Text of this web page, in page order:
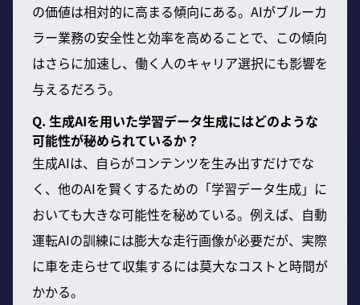
の価値は相対的に高まる傾向にある。AIがブルーカ
ラー業務の安全性と効率を高めることで、この傾向
はさらに加速し、働く人のキャリア選択にも影響を
与えるだろう。
Q. 生成AIを用いた学習データ生成にはどのような
可能性が秘められているか？
生成AIは、自らがコンテンツを生み出すだけでな
く、他のAIを賢くするための「学習データ生成」に
おいても大きな可能性を秘めている。例えば、自動
運転AIの訓練には膨大な走行画像が必要だが、実際
に車を走らせて収集するには莫大なコストと時間が
かかる。